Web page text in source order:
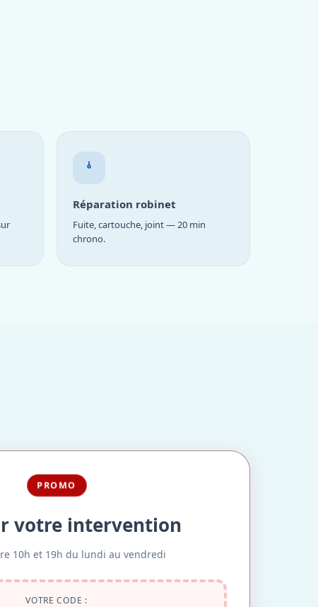
Réparation robinet
Fuite, cartouche, joint — 20 min
chrono.
PROMO
votre intervention
10h et 19h du lundi au vendredi
VOTRE CODE :